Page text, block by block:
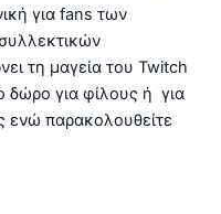
για fans των
τη μαγεία του Twitch
δώρο για φίλους ή για
παρακολουθείτε